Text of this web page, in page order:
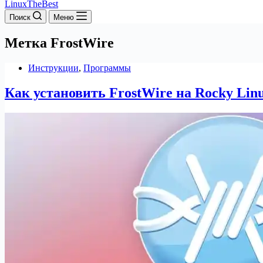
LinuxTheBest
Поиск Меню
Метка FrostWire
Инструкции, Программы
Как установить FrostWire на Rocky